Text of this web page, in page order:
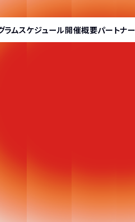
ラムスケジュール開催概要パートナー